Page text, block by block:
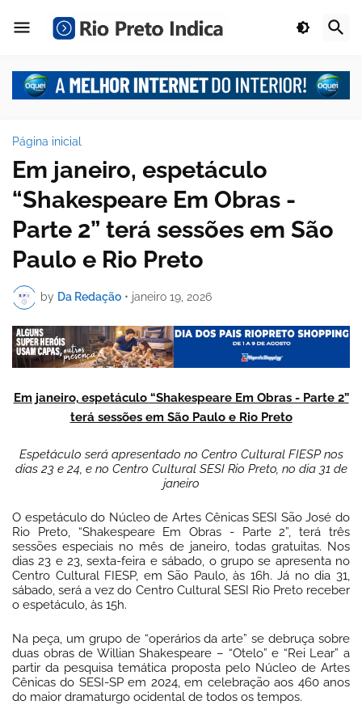
Página inicial
Em janeiro, espetáculo
“Shakespeare Em Obras -
Parte 2” terá sessões em São
Paulo e Rio Preto
by Da Redação • janeiro 19, 2026
Em janeiro, espetáculo “Shakespeare Em Obras - Parte 2”
terá sessões em São Paulo e Rio Preto
Espetáculo será apresentado no Centro Cultural FIESP nos
dias 23 e 24, e no Centro Cultural SESI Rio Preto, no dia 31 de
janeiro
O espetáculo do Núcleo de Artes Cênicas SESI São José do
Rio Preto, “Shakespeare Em Obras - Parte 2”, terá três
sessões especiais no mês de janeiro, todas gratuitas. Nos
dias 23 e 23, sexta-feira e sábado, o grupo se apresenta no
Centro Cultural FIESP, em São Paulo, às 16h. Já no dia 31,
sábado, será a vez do Centro Cultural SESI Rio Preto receber
o espetáculo, às 15h.
Na peça, um grupo de “operários da arte” se debruça sobre
duas obras de Willian Shakespeare – “Otelo” e “Rei Lear” a
partir da pesquisa temática proposta pelo Núcleo de Artes
Cênicas do SESI-SP em 2024, em celebração aos 460 anos
do maior dramaturgo ocidental de todos os tempos.